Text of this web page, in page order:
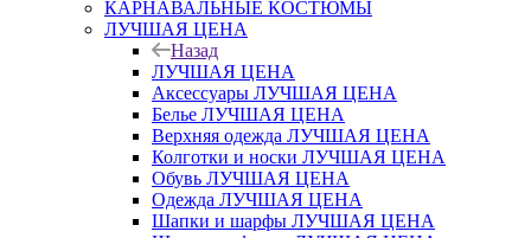
КАРНАВАЛЬНЫЕ КОСТЮМЫ
ЛУЧШАЯ ЦЕНА
Назад
ЛУЧШАЯ ЦЕНА
Аксессуары ЛУЧШАЯ ЦЕНА
Белье ЛУЧШАЯ ЦЕНА
Верхняя одежда ЛУЧШАЯ ЦЕНА
Колготки и носки ЛУЧШАЯ ЦЕНА
Обувь ЛУЧШАЯ ЦЕНА
Одежда ЛУЧШАЯ ЦЕНА
Шапки и шарфы ЛУЧШАЯ ЦЕНА